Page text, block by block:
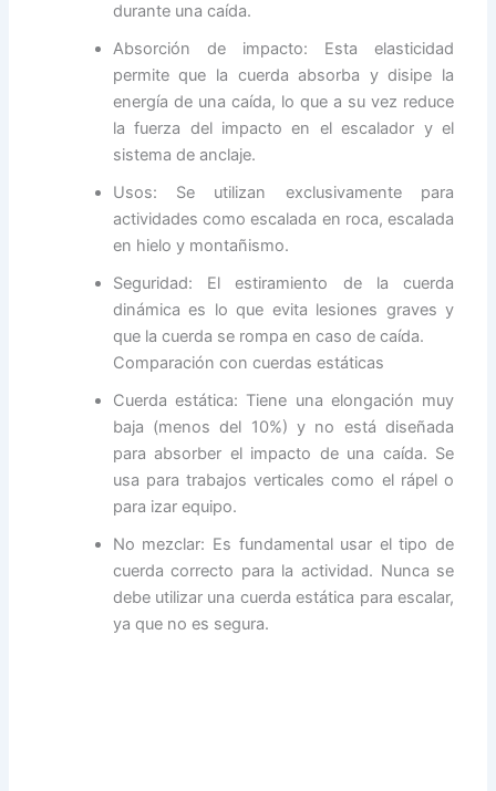
durante una caída.
Absorción de impacto: Esta elasticidad
permite que la cuerda absorba y disipe la
energía de una caída, lo que a su vez reduce
la fuerza del impacto en el escalador y el
sistema de anclaje.
Usos: Se utilizan exclusivamente para
actividades como escalada en roca, escalada
en hielo y montañismo.
Seguridad: El estiramiento de la cuerda
dinámica es lo que evita lesiones graves y
que la cuerda se rompa en caso de caída.
Comparación con cuerdas estáticas
Cuerda estática: Tiene una elongación muy
baja (menos del 10%) y no está diseñada
para absorber el impacto de una caída. Se
usa para trabajos verticales como el rápel o
para izar equipo.
No mezclar: Es fundamental usar el tipo de
cuerda correcto para la actividad. Nunca se
debe utilizar una cuerda estática para escalar,
ya que no es segura.